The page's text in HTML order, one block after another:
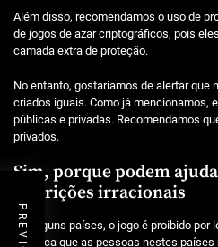
Além disso, recomendamos o uso de
de jogos de azar criptográficos, pois
camada extra de proteção.
No entanto, gostaríamos de alertar que
criados iguais. Como já mencionamos,
públicas e privadas. Recomendamos
privados.
Sim, porque podem
restrições irracionais
Em alguns países, o jogo é proibido por
significa que as pessoas nestes países